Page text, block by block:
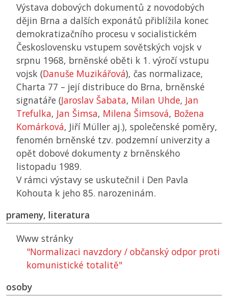
Výstava dobových dokumentů z novodobých
dějin Brna a dalších exponátů přiblížila konec
demokratizačního procesu v socialistickém
Československu vstupem sovětských vojsk v
srpnu 1968, brněnské oběti k 1. výročí vstupu
vojsk (Danuše Muzikářová), čas normalizace,
Charta 77 – její distribuce do Brna, brněnské
signatáře (Jaroslav Šabata, Milan Uhde, Jan
Trefulka, Jan Šimsa, Milena Šimsová, Božena
Komárková, Jiří Müller aj.), společenské poměry,
fenomén brněnské tzv. podzemní univerzity a
opět dobové dokumenty z brněnského
listopadu 1989.
V rámci výstavy se uskutečnil i Den Pavla
Kohouta k jeho 85. narozeninám.
prameny, literatura
Www stránky
"Normalizaci navzdory / občanský odpor proti
komunistické totalitě"
osoby